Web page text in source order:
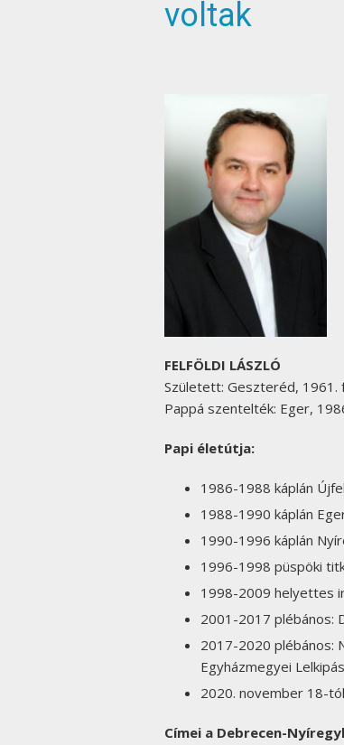
voltak
FELFÖLDI LÁSZLÓ
Született: Geszteréd, 1961.
Pappá szentelték: Eger,
Papi életútja:
1986-1988 káplán
1988-1990 káplán
1990-1996 káplán
1996-1998 püspöki
1998-2009 helyettes
2001-2017 plébános:
2017-2020 plébános:
Egyházmegyei
2020. november 18-
Címei a Debrecen-